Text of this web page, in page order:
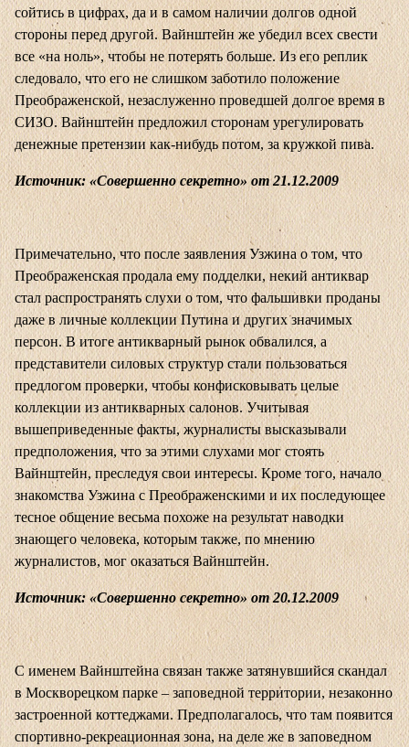
сойтись в цифрах, да и в самом наличии долгов одной
стороны перед другой. Вайнштейн же убедил всех свести
все «на ноль», чтобы не потерять больше. Из его реплик
следовало, что его не слишком заботило положение
Преображенской, незаслуженно проведшей долгое время в
СИЗО. Вайнштейн предложил сторонам урегулировать
денежные претензии как-нибудь потом, за кружкой пива.
Источник: «Совершенно секретно» от 21.12.2009
Примечательно, что после заявления Узжина о том, что
Преображенская продала ему подделки, некий антиквар
стал распространять слухи о том, что фальшивки проданы
даже в личные коллекции Путина и других значимых
персон. В итоге антикварный рынок обвалился, а
представители силовых структур стали пользоваться
предлогом проверки, чтобы конфисковывать целые
коллекции из антикварных салонов. Учитывая
вышеприведенные факты, журналисты высказывали
предположения, что за этими слухами мог стоять
Вайнштейн, преследуя свои интересы. Кроме того, начало
знакомства Узжина с Преображенскими и их последующее
тесное общение весьма похоже на результат наводки
знающего человека, которым также, по мнению
журналистов, мог оказаться Вайнштейн.
Источник: «Совершенно секретно» от 20.12.2009
С именем Вайнштейна связан также затянувшийся скандал
в Москворецком парке – заповедной территории, незаконно
застроенной коттеджами. Предполагалось, что там появится
спортивно-рекреационная зона, на деле же в заповедном